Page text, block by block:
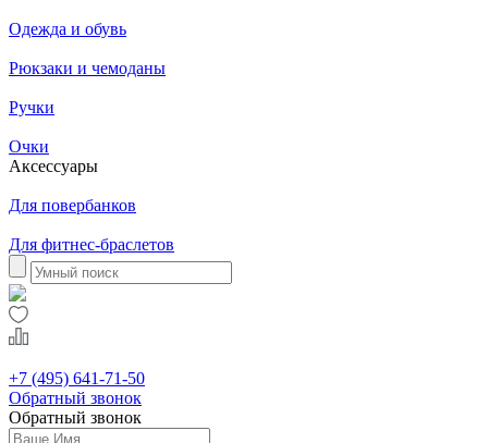
Одежда и обувь
Рюкзаки и чемоданы
Ручки
Очки
Аксессуары
Для повербанков
Для фитнес-браслетов
+7 (495) 641-71-50
Обратный звонок
Обратный звонок